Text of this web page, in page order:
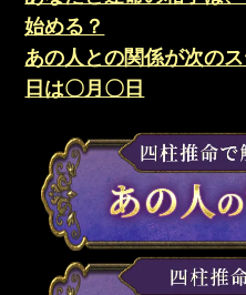
始める？
あの人との関係が次の
日は〇月〇日